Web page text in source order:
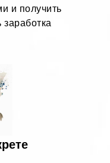
и получить